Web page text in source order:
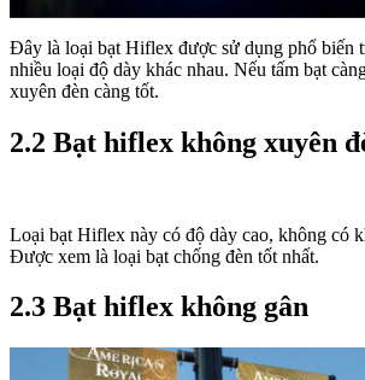
Đây là loại bạt Hiflex được sử dụng phổ biến
nhiều loại độ dày khác nhau. Nếu tấm bạt
xuyên đèn càng tốt.
2.2 Bạt hiflex không xuyên
Loại bạt Hiflex này có độ dày cao, không có
Được xem là loại bạt chống đèn tốt nhất.
2.3 Bạt hiflex không gân